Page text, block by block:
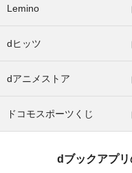
Lemino
dヒッツ
dアニメストア
ドコモスポーツくじ
dブックアプ